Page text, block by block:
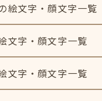
絵文字・顔文字一覧
文字・顔文字一覧
文字・顔文字一覧